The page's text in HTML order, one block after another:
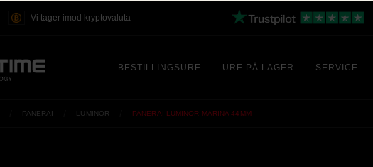
Vi tager imod kryptovaluta
BESTILLINGSURE URE PÅ LAGER SERVICE
PANERAI LUMINOR PANERAI LUMINOR MARINA 44MM